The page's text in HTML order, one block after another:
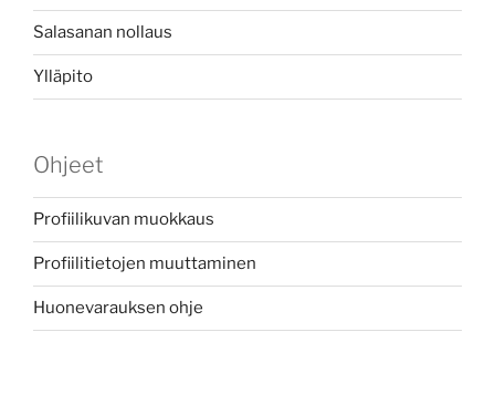
Salasanan nollaus
Ylläpito
Ohjeet
Profiilikuvan muokkaus
Profiilitietojen muuttaminen
Huonevarauksen ohje